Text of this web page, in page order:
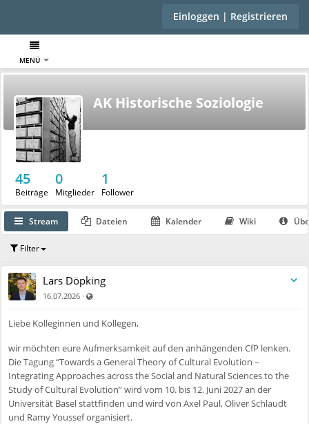
Einloggen | Registrieren
MENÜ
AK Historische Soziologie
45
Beiträge
0
Mitglieder
1
Follower
Stream Dateien Kalender Wiki
Filter
Lars Döpking
16.07.2026 ·
Liebe Kolleginnen und Kollegen,
wir möchten eure Aufmerksamkeit auf den anhängenden CfP lenken.
Die Tagung “Towards a General Theory of Cultural Evolution –
Integrating Approaches across the Social and Natural Sciences to the
Study of Cultural Evolution” wird vom 10. bis 12. Juni 2027 an der
Universität Basel stattfinden und wird von Axel Paul, Oliver Schlaudt
und Ramy Youssef organisiert.